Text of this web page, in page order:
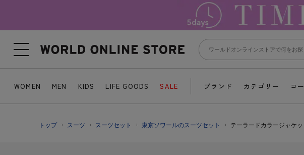
WOMEN MEN KIDS LIFE GOODS SALE ブランド カテゴリー コ
トップ スーツ スーツセット 東京ソワールのスーツセット テーラードカラージャケ